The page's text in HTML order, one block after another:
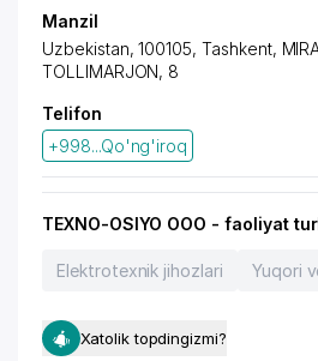
Manzil
Uzbekistan, 100105, Tashkent,
TOLLIMARJON, 8
Telifon
+998...Qo'ng'iroq
TEXNO-OSIYO OOO - faoliyat
Elektrotexnik jihozlari Yuqori
Xatolik topdingizmi?